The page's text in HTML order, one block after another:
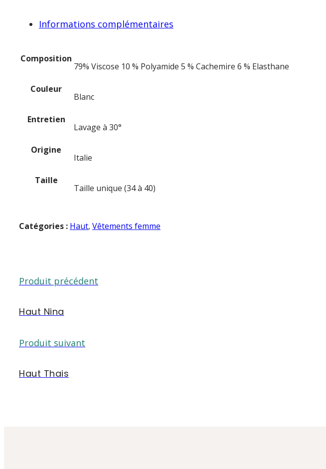
Informations complémentaires
Composition
79% Viscose 10 % Polyamide 5 % Cachemire 6 % Elasthane
Couleur
Blanc
Entretien
Lavage à 30°
Origine
Italie
Taille
Taille unique (34 à 40)
Catégories : Haut, Vêtements femme
Produit précédent
Haut Nina
Produit suivant
Haut Thais